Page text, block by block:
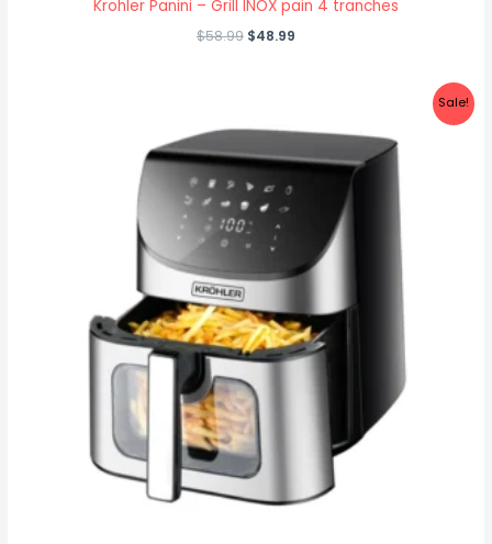
Kröhler Panini – Grill INOX pain 4 tranches
$58.99 $48.99
Sale!
was:
is: